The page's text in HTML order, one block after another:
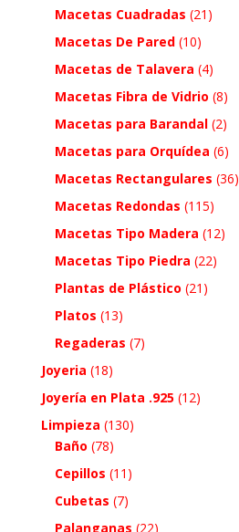
Macetas Cuadradas (21)
Macetas De Pared (10)
Macetas de Talavera (4)
Macetas Fibra de Vidrio (8)
Macetas para Barandal (2)
Macetas para Orquídea (6)
Macetas Rectangulares (36)
Macetas Redondas (115)
Macetas Tipo Madera (12)
Macetas Tipo Piedra (22)
Plantas de Plástico (21)
Platos (13)
Regaderas (7)
Joyeria (18)
Joyería en Plata .925 (12)
Limpieza (130)
Baño (78)
Cepillos (11)
Cubetas (7)
Palanganas (22)